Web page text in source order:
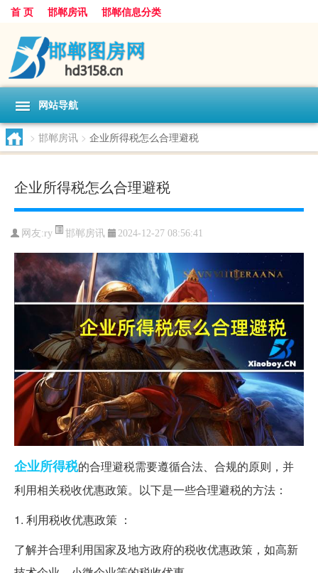
首 页 邯郸房讯 邯郸信息分类
网站导航
> 邯郸房讯 > 企业所得税怎么合理避税
企业所得税怎么合理避税
网友:ry 邯郸房讯 2024-12-27 08:56:41
企业所得税的合理避税需要遵循合法、合规的原则，并
利用相关税收优惠政策。以下是一些合理避税的方法：
1. 利用税收优惠政策 ：
了解并合理利用国家及地方政府的税收优惠政策，如高新